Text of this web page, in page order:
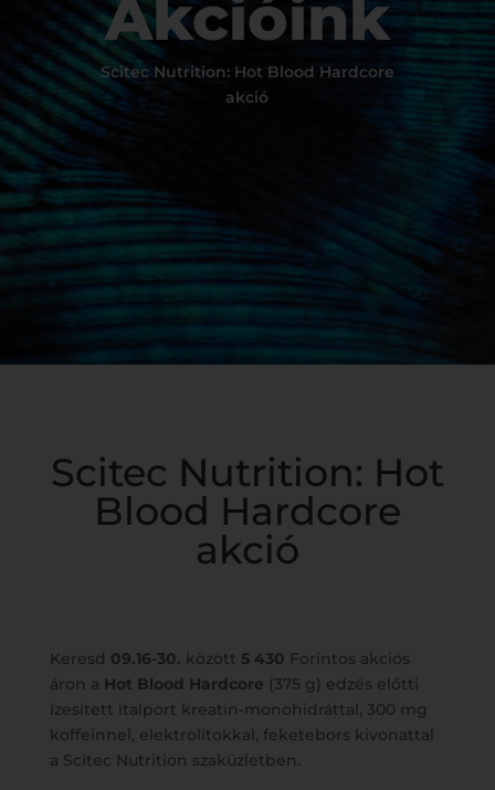
Akcióink
Scitec Nutrition: Hot Blood Hardcore
akció
Scitec Nutrition: Hot
Blood Hardcore
akció
Keresd 09.16-30. között 5 430 Forintos akciós
áron a Hot Blood Hardcore (375 g) edzés előtti
ízesített italport kreatin-monohidráttal, 300 mg
koffeinnel, elektrolitokkal, feketebors kivonattal
a Scitec Nutrition szaküzletben.